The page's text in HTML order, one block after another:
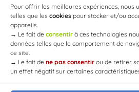
Pour offrir les meilleures expériences, nous
telles que les cookies pour stocker et/ou
appareils.
→ Le fait de consentir à ces technologies
données telles que le comportement de
ce site.
→ Le fait de ne pas consentir ou de retirer
un effet négatif sur certaines